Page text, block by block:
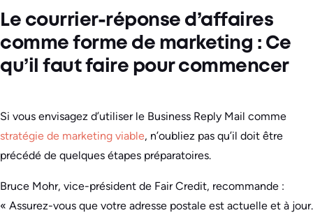
Le courrier-réponse d’affaires
comme forme de marketing : Ce
qu’il faut faire pour commencer
Si vous envisagez d’utiliser le Business Reply Mail comme
stratégie de marketing viable, n’oubliez pas qu’il doit être
précédé de quelques étapes préparatoires.
Bruce Mohr, vice-président de Fair Credit, recommande :
« Assurez-vous que votre adresse postale est actuelle et à jour.